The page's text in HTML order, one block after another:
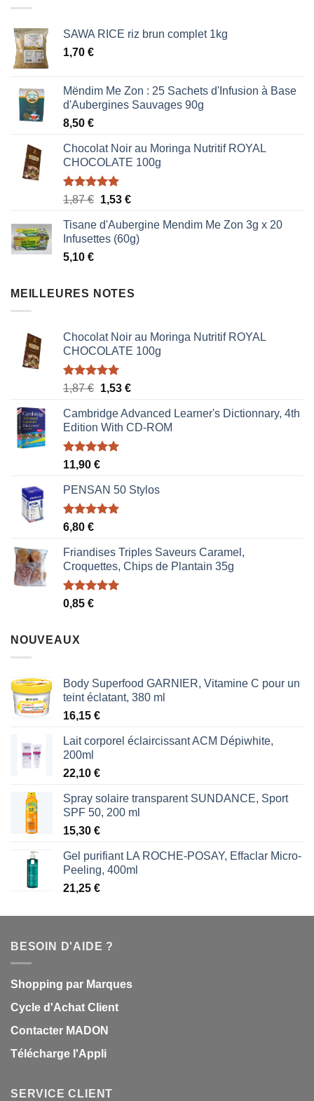
SAWA RICE riz brun complet 1kg
1,70 €
Mëndim Me Zon : 25 Sachets d'Infusion à Base
d'Aubergines Sauvages 90g
8,50 €
Chocolat Noir au Moringa Nutritif ROYAL
CHOCOLATE 100g
Note5.00
1,87€ Le
initial
était :
1,53 €Le
actuel
est :
Tisane d'Aubergine Mendim Me Zon 3g x 20
Infusettes (60g)
5,10 €
MEILLEURES NOTES
Chocolat Noir au Moringa Nutritif ROYAL
CHOCOLATE 100g
Note5.00
1,87€ Le
initial
était :
1,87 €.
1,53 €Le
actuel
est :
Cambridge Advanced Learner's Dictionnary, 4th
Edition With CD-ROM
Note5.00
11,90 €
PENSAN 50 Stylos
Note5.00
6,80 €
Friandises Triples Saveurs Caramel,
Croquettes, Chips de Plantain 35g
Note5.00
0,85 €
NOUVEAUX
Body Superfood GARNIER, Vitamine C pour un
teint éclatant, 380 ml
16,15 €
Lait corporel éclaircissant ACM Dépiwhite,
200ml
22,10 €
Spray solaire transparent SUNDANCE, Sport
SPF 50, 200 ml
15,30 €
Gel purifiant LA ROCHE-POSAY, Effaclar Micro-
Peeling, 400ml
21,25 €
BESOIN D'AIDE ?
Shopping par Marques
Cycle d'Achat Client
Contacter MADON
Télécharge l'Appli
SERVICE CLIENT